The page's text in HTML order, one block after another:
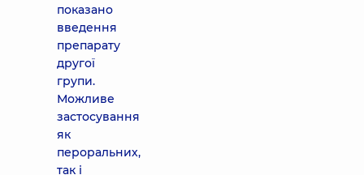
показано
введення
препарату
другої
групи.
Можливе
застосування
як
пероральних,
так і